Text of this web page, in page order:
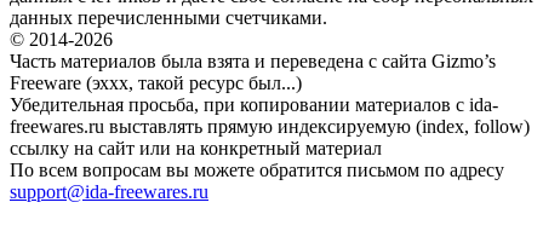
данных перечисленными счетчиками.
© 2014-2026
Часть материалов была взята и переведена с сайта Gizmo’s
Freeware (эххх, такой ресурс был...)
Убедительная просьба, при копировании материалов с ida-
freewares.ru выставлять прямую индексируемую (index, follow)
ссылку на сайт или на конкретный материал
По всем вопросам вы можете обратится письмом по адресу
support@ida-freewares.ru